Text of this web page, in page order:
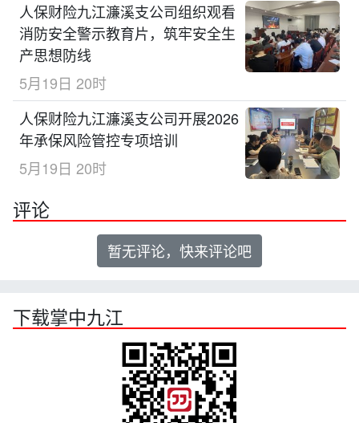
人保财险九江濂溪支公司组织观看
消防安全警示教育片，筑牢安全生
产思想防线
5月19日 20时
人保财险九江濂溪支公司开展2026
年承保风险管控专项培训
5月19日 20时
评论
暂无评论，快来评论吧
下载掌中九江